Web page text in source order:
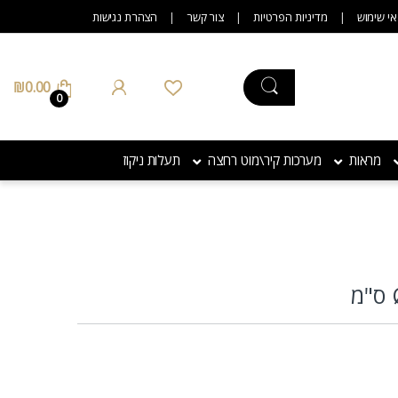
שימוש מדיניות הפרטיות צור קשר הצהרת נגישות
0
₪0.00
מראות מערכות קיר\מוט רחצה תעלות ניקוז